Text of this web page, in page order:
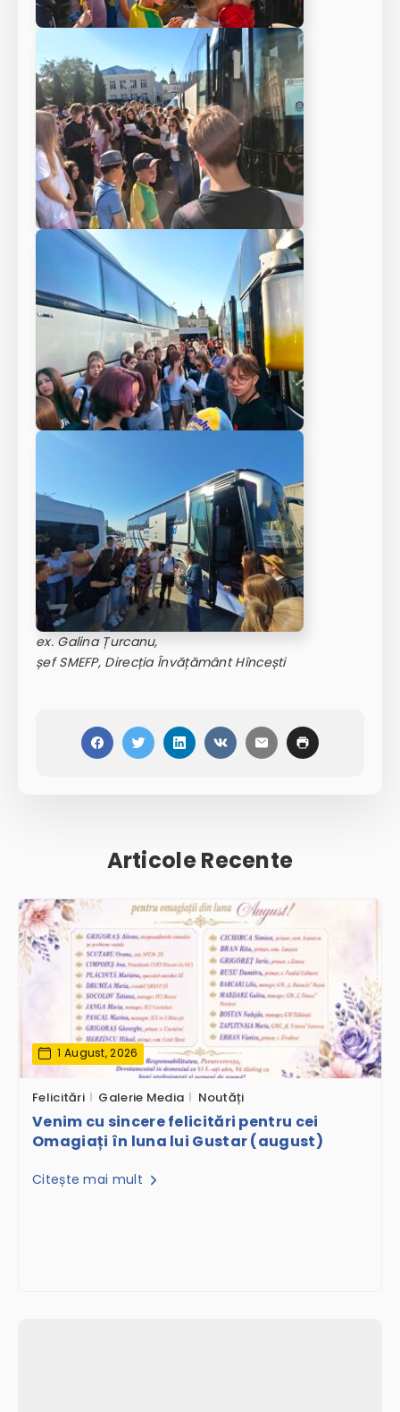
ex. Galina Țurcanu,
șef SMEFP, Direcția Învățământ Hîncești
Articole Recente
1 August, 2026
Felicitări Galerie Media Noutăți
Venim cu sincere felicitări pentru cei
Omagiați în luna lui Gustar (august)
Citește mai mult